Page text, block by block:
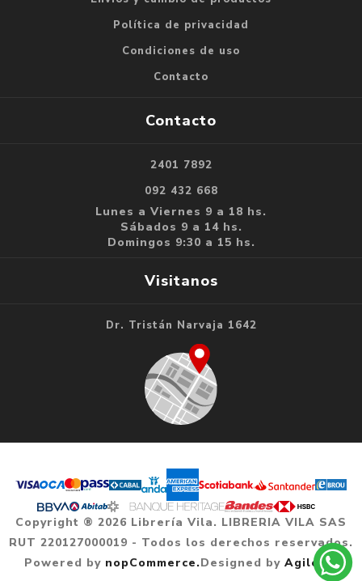
Política de privacidad
Condiciones de uso
Contacto
Contacto
2401 7892
092 432 668
Lunes a Viernes 9 a 18 hs.
Sábados 9 a 14 hs.
Domingos 9:30 a 15 hs.
Visitanos
Dr. Tristán Narvaja 1642
Copyright ® 2026 Librería Vila. LIBRERIA VILA SAS
RUT 220127000019 - Todos los derechos reservados.
Powered by nopCommerce.Designed by Agile.uy